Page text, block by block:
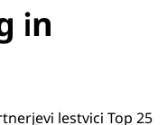
in
lestvici Top 25